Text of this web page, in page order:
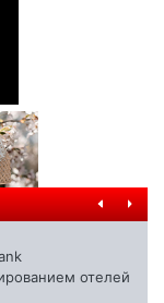
отелей